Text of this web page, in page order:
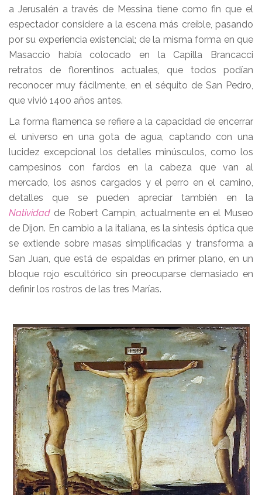
a Jerusalén a través de Messina tiene como fin que el
espectador considere a la escena más creíble, pasando
por su experiencia existencial; de la misma forma en que
Masaccio había colocado en la Capilla Brancacci
retratos de florentinos actuales, que todos podían
reconocer muy fácilmente, en el séquito de San Pedro,
que vivió 1400 años antes.
La forma flamenca se refiere a la capacidad de encerrar
el universo en una gota de agua, captando con una
lucidez excepcional los detalles minúsculos, como los
campesinos con fardos en la cabeza que van al
mercado, los asnos cargados y el perro en el camino,
detalles que se pueden apreciar también en la
Natividad de Robert Campin, actualmente en el Museo
de Dijon. En cambio a la italiana, es la síntesis óptica que
se extiende sobre masas simplificadas y transforma a
San Juan, que está de espaldas en primer plano, en un
bloque rojo escultórico sin preocuparse demasiado en
definir los rostros de las tres Marías.